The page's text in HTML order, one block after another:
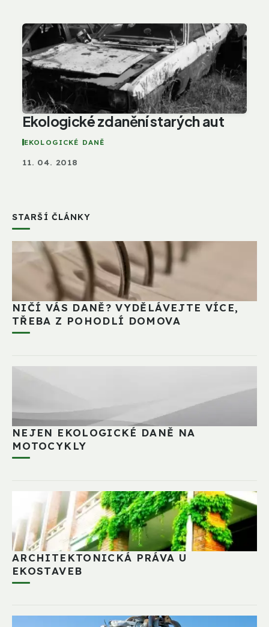
Ekologické zdanění starých aut
EKOLOGICKÉ DANĚ
11. 04. 2018
STARŠÍ ČLÁNKY
NIČÍ VÁS DANĚ? VYDĚLÁVEJTE VÍCE,
TŘEBA Z POHODLÍ DOMOVA
NEJEN EKOLOGICKÉ DANĚ NA
MOTOCYKLY
ARCHITEKTONICKÁ PRÁVA U
EKOSTAVEB